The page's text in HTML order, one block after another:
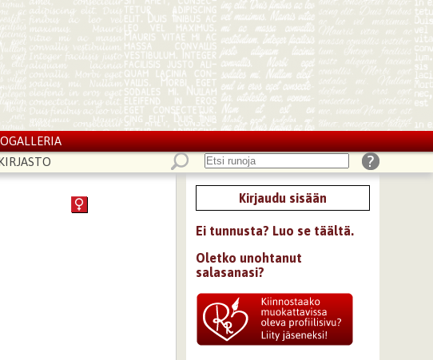
Kirjaudu sisään
Ei tunnusta? Luo se täältä.
Oletko unohtanut
salasanasi?